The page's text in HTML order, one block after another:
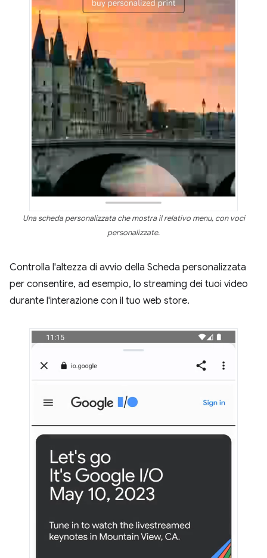
Una scheda personalizzata che mostra il relativo menu, con voci
personalizzate.
Controlla l'altezza di avvio della Scheda personalizzata
per consentire, ad esempio, lo streaming dei tuoi video
durante l'interazione con il tuo web store.